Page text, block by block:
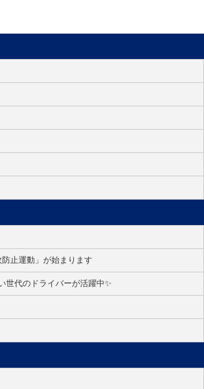
防止運動」が始まります
世代のドライバーが活躍中✨